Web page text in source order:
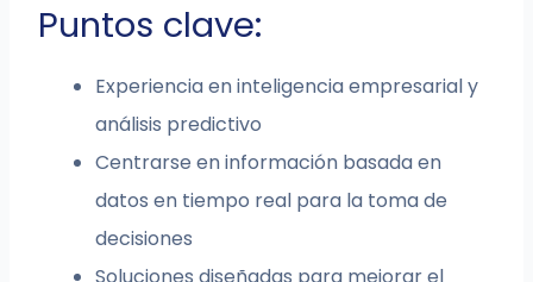
Puntos clave:
Experiencia en inteligencia empresarial y
análisis predictivo
Centrarse en información basada en
datos en tiempo real para la toma de
decisiones